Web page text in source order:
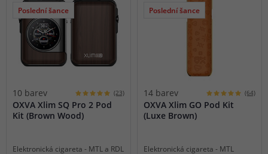
Poslední šance
10 barev (23)
OXVA Xlim SQ Pro 2 Pod
Kit (Brown Wood)
Elektronická cigareta - MTL a RDL
Poslední šance
14 barev (64)
OXVA Xlim GO Pod Kit
(Luxe Brown)
Elektronická cigareta - MTL